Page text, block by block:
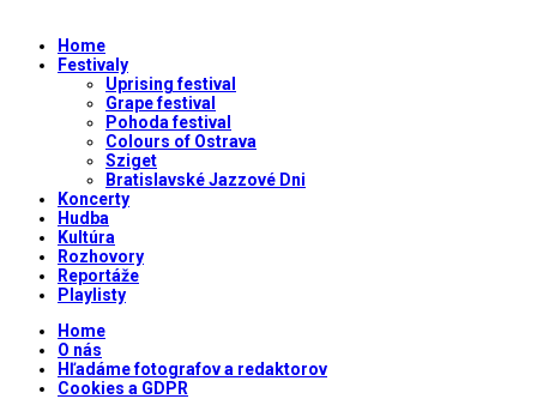
Home
Festivaly
Uprising festival
Grape festival
Pohoda festival
Colours of Ostrava
Sziget
Bratislavské Jazzové Dni
Koncerty
Hudba
Kultúra
Rozhovory
Reportáže
Playlisty
Home
O nás
Hľadáme fotografov a redaktorov
Cookies a GDPR